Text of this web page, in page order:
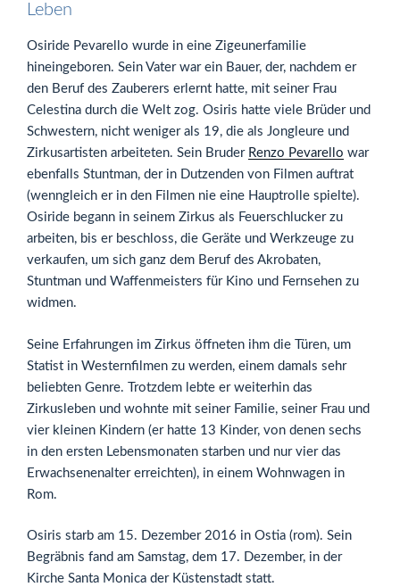
Leben
Osiride Pevarello wurde in eine Zigeunerfamilie
hineingeboren. Sein Vater war ein Bauer, der, nachdem er
den Beruf des Zauberers erlernt hatte, mit seiner Frau
Celestina durch die Welt zog. Osiris hatte viele Brüder und
Schwestern, nicht weniger als 19, die als Jongleure und
Zirkusartisten arbeiteten. Sein Bruder Renzo Pevarello war
ebenfalls Stuntman, der in Dutzenden von Filmen auftrat
(wenngleich er in den Filmen nie eine Hauptrolle spielte).
Osiride begann in seinem Zirkus als Feuerschlucker zu
arbeiten, bis er beschloss, die Geräte und Werkzeuge zu
verkaufen, um sich ganz dem Beruf des Akrobaten,
Stuntman und Waffenmeisters für Kino und Fernsehen zu
widmen.
Seine Erfahrungen im Zirkus öffneten ihm die Türen, um
Statist in Westernfilmen zu werden, einem damals sehr
beliebten Genre. Trotzdem lebte er weiterhin das
Zirkusleben und wohnte mit seiner Familie, seiner Frau und
vier kleinen Kindern (er hatte 13 Kinder, von denen sechs
in den ersten Lebensmonaten starben und nur vier das
Erwachsenenalter erreichten), in einem Wohnwagen in
Rom.
Osiris starb am 15. Dezember 2016 in Ostia (rom). Sein
Begräbnis fand am Samstag, dem 17. Dezember, in der
Kirche Santa Monica der Küstenstadt statt.